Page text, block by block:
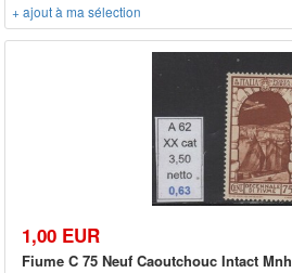
+ ajout à ma sélection
1,00 EUR
Fiume C 75 Neuf Caoutchouc Intact Mnh